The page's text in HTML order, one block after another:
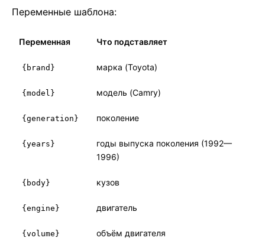
Переменные шаблона:
Переменная Что подставляет
{brand} марка (Toyota)
{model} модель (Camry)
{generation} поколение
{years}
годы выпуска поколения (1992—
1996)
{body} кузов
{engine} двигатель
{volume} объём двигателя